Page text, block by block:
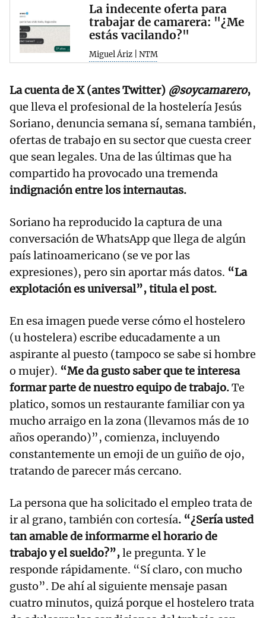
La indecente oferta para
trabajar de camarera: "¿Me
estás vacilando?"
Miguel Áriz | NTM
La cuenta de X (antes Twitter) @soycamarero,
que lleva el profesional de la hostelería Jesús
Soriano, denuncia semana sí, semana también,
ofertas de trabajo en su sector que cuesta creer
que sean legales. Una de las últimas que ha
compartido ha provocado una tremenda
indignación entre los internautas.
Soriano ha reproducido la captura de una
conversación de WhatsApp que llega de algún
país latinoamericano (se ve por las
expresiones), pero sin aportar más datos. “La
explotación es universal”, titula el post.
En esa imagen puede verse cómo el hostelero
(u hostelera) escribe educadamente a un
aspirante al puesto (tampoco se sabe si hombre
o mujer). “Me da gusto saber que te interesa
formar parte de nuestro equipo de trabajo.Te
platico, somos un restaurante familiar con ya
mucho arraigo en la zona (llevamos más de 10
años operando)”, comienza, incluyendo
constantemente un emoji de un guiño de ojo,
tratando de parecer más cercano.
La persona que ha solicitado el empleo trata de
ir al grano, también con cortesía. “¿Sería usted
tan amable de informarme el horario de
trabajo y el sueldo?”,le pregunta. Y le
responde rápidamente. “Sí claro, con mucho
gusto”. De ahí al siguiente mensaje pasan
cuatro minutos, quizá porque el hostelero trata